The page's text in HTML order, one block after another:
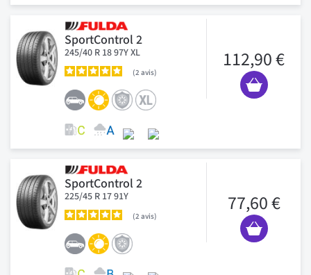
SportControl 2
245/40 R 18 97Y XL
2 avis
112,90 €
SportControl 2
225/45 R 17 91Y
2 avis
77,60 €